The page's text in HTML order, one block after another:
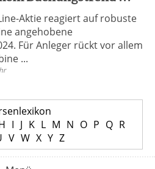
Aktie reagiert auf robuste
angehobene
Für Anleger rückt vor allem
...
I J K L M N O P Q R
V W X Y Z